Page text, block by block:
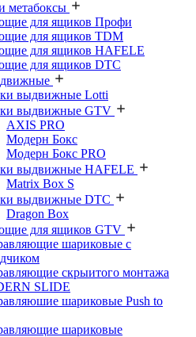
метабоксы
для ящиков Профи
для ящиков TDM
для ящиков HAFELE
для ящиков DTC
выдвижные Lotti
выдвижные GTV
AXIS PRO
Модерн Бокс
Модерн Бокс PRO
выдвижные HAFELE
Matrix Box S
выдвижные DTC
Dragon Box
для ящиков GTV
шариковые с
скрыитого монтажа
SLIDE
шариковые Push to
шариковые